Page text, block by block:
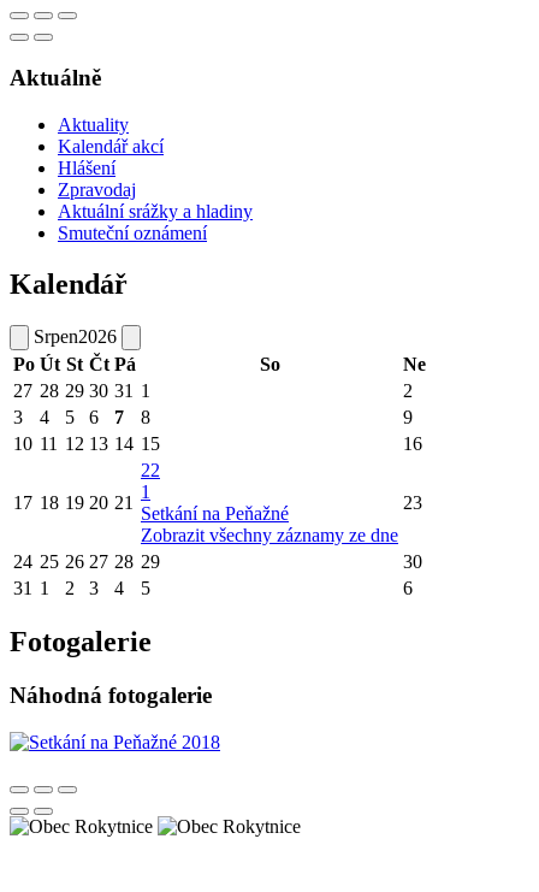
Aktuálně
Aktuality
Kalendář akcí
Hlášení
Zpravodaj
Aktuální srážky a hladiny
Smuteční oznámení
Kalendář
Srpen2026
Po Út St Čt Pá So
Ne
27 28 29 30 31 1
2
3
4 5 6 7 8
9
10 11 12 13 14 15 16
17 18 19 20 21
22
1
Setkání na Peňažné
Zobrazit všechny záznamy ze dne
23
24 25 26 27 28 29
30
31 1 2 3 4 5 6
Fotogalerie
Náhodná fotogalerie